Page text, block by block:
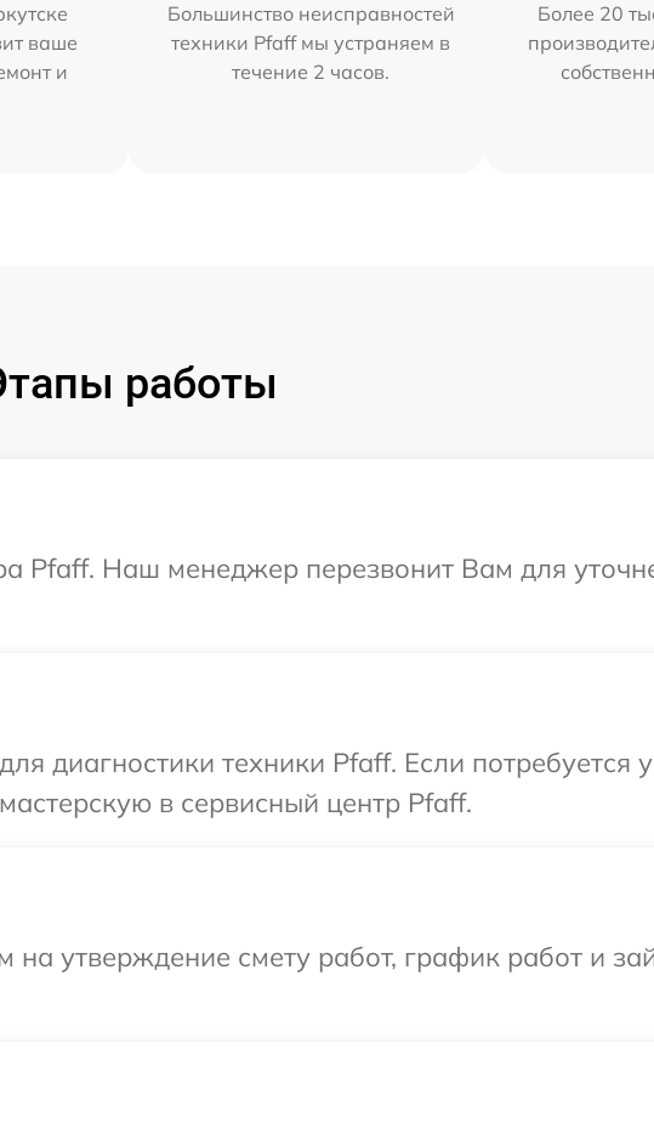
ваше
и
Большинство неисправностей
техники Pfaff мы устраняем в
течение 2 часов.
Более 20
работы
Pfaff. Наш менеджер перезвонит Вам для
диагностики техники Pfaff. Если потребуется
в сервисный центр Pfaff.
утверждение смету работ, график работ и